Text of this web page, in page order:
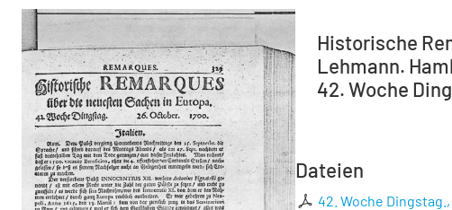
Historische
Lehmann.
42. Woche
Dateien
42. Woche